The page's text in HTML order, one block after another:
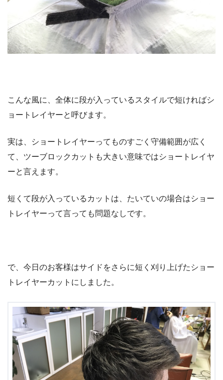
こんな風に、全体に段が入っているスタイルで短ければシ
ョートレイヤーと呼びます。
実は、ショートレイヤーってものすごく守備範囲が広く
て、ツーブロックカットも大きい意味ではショートレイヤ
ーと言えます。
短くて段が入っているカットは、たいていの場合はショー
トレイヤーって言っても問題なしです。
で、今日のお客様はサイドをさらに短く刈り上げたショー
トレイヤーカットにしました。